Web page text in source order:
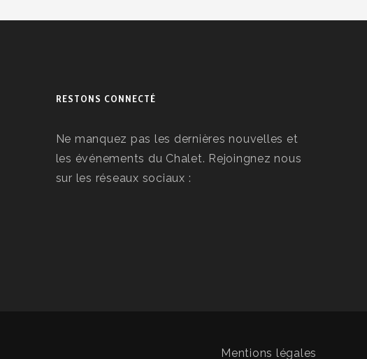
RESTONS CONNECTÉ
Ne manquez pas les dernières nouvelles et
les événements du Chalet. Rejoingnez nous
sur les réseaux sociaux :
Mentions légales